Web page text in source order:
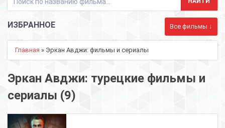
ИЗБРАННОЕ Все фильмы ↓
Главная » Эркан Авджи: фильмы и сериалы
Эркан Авджи: турецкие фильмы и
сериалы (9)